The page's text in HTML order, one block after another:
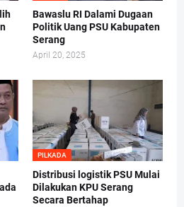
Bawaslu RI Dalami Dugaan
Politik Uang PSU Kabupaten
Serang
April 20, 2025
PILKADA
Distribusi logistik PSU Mulai
Dilakukan KPU Serang
Secara Bertahap